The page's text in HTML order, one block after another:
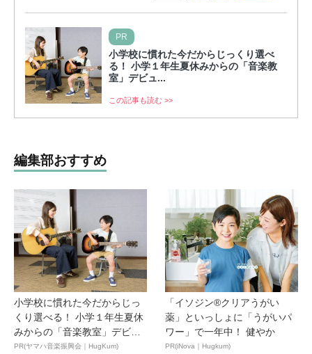
PR
小学校に慣れた今だからじっくり選べ
る！ 小学１年生夏休みからの「音楽教
室」デビュ...
この記事も読む >>
編集部おすすめ
小学校に慣れた今だからじっ
くり選べる！ 小学１年生夏休
みからの「音楽教室」デビ
ュ...
PR(ヤマハ音楽振興会｜HugKum)
「イソジン®クリアうがい
薬」といっしょに「うがいパ
ワー」で一年中！ 健やか
PR(iNova｜Hugkum)